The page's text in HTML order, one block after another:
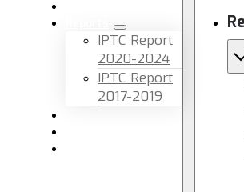
IPTC Report
2020-2024
IPTC Report
2017-2019